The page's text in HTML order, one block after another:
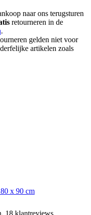
naar ons terugsturen
retourneren in de
.
gelden niet voor
artikelen zoals
x 90 cm